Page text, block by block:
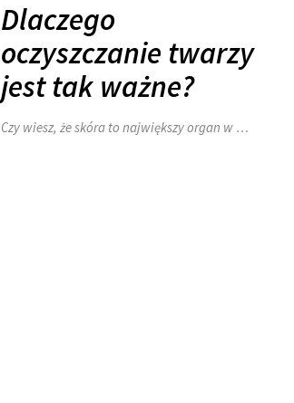
Dlaczego
oczyszczanie twarzy
jest tak ważne?
Czy wiesz, że skóra to największy organ w …